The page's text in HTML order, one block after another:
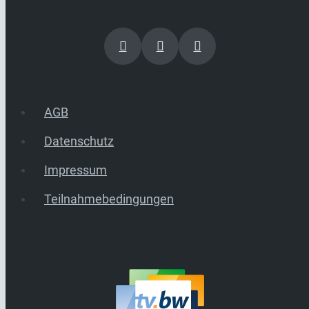
AGB
Datenschutz
Impressum
Teilnahmebedingungen